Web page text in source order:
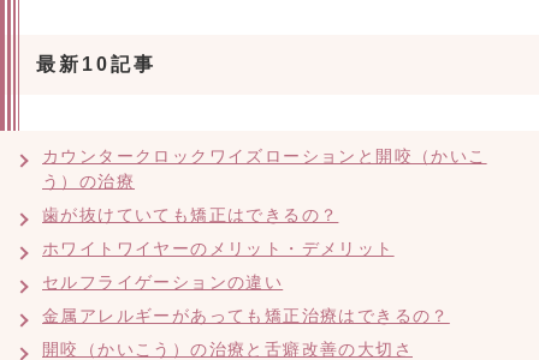
最新10記事
カウンタークロックワイズローションと開咬（かいこ
う）の治療
歯が抜けていても矯正はできるの？
ホワイトワイヤーのメリット・デメリット
セルフライゲーションの違い
金属アレルギーがあっても矯正治療はできるの？
開咬（かいこう）の治療と舌癖改善の大切さ